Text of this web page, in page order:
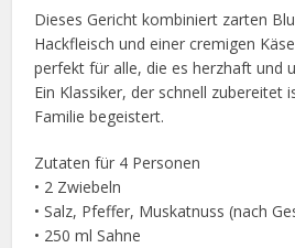
Dieses Gericht kombiniert zarten
Hackfleisch und einer cremigen
perfekt für alle, die es herzhaft und
Ein Klassiker, der schnell zubereitet
Familie begeistert.
Zutaten für 4 Personen
• 2 Zwiebeln
• Salz, Pfeffer, Muskatnuss (nach
• 250 ml Sahne